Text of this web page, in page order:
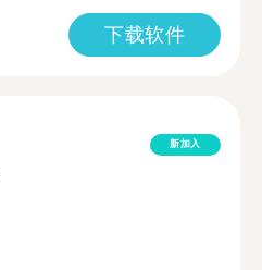
下载软件
新加入